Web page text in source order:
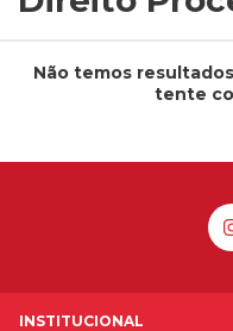
Não temos
tente
INSTITUCIONAL